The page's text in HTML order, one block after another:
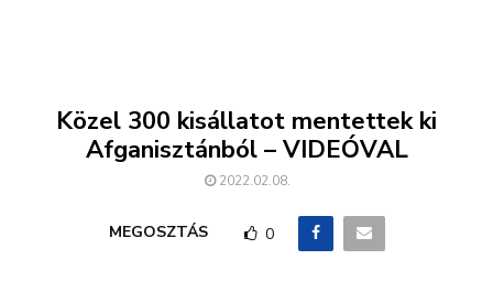
Közel 300 kisállatot mentettek ki
Afganisztánból – VIDEÓVAL
2022.02.08.
MEGOSZTÁS 0